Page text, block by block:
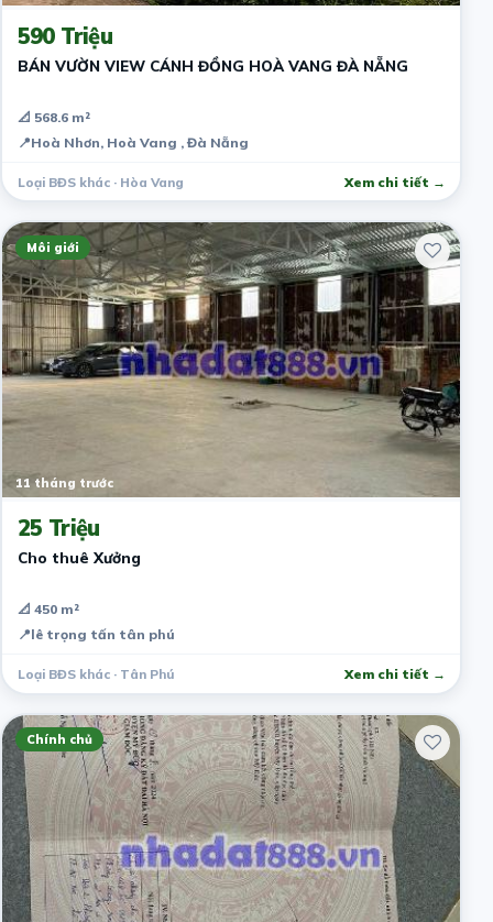
590 Triệu
BÁN VƯỜN VIEW CÁNH ĐỒNG HOÀ VANG ĐÀ NẴNG
📐 568.6 m²
📍Hoà Nhơn, Hoà Vang , Đà Nẵng
Loại BĐS khác · Hòa Vang Xem chi tiết →
Môi giới
11 tháng trước
25 Triệu
Cho thuê Xưởng
📐 450 m²
📍lê trọng tấn tân phú
Loại BĐS khác · Tân Phú Xem chi tiết →
Chính chủ